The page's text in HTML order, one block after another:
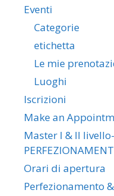
Eventi
Categorie
etichetta
Le mie
Luoghi
Iscrizioni
Make an
Master I & II livello-
Orari di apertura
Perfezionamento